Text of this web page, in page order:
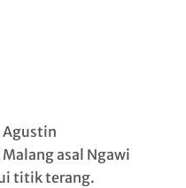
Agustin
asal Ngawi
titik terang.